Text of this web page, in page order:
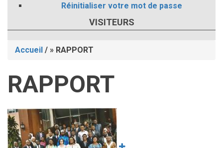
Réinitialiser votre mot de passe
VISITEURS
d'Ariane
Accueil / RAPPORT
RAPPORT
Image